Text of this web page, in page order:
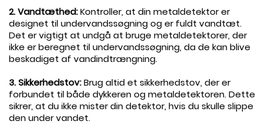
2. Vandtæthed:Kontroller, at din metaldetektor er
designet til undervandssøgning og er fuldt vandtæt.
Det er vigtigt at undgå at bruge metaldetektorer, der
ikke er beregnet til undervandssøgning, da de kan blive
beskadiget af vandindtrængning.
3. Sikkerhedstov:Brug altid et sikkerhedstov, der er
forbundet til både dykkeren og metaldetektoren. Dette
sikrer, at du ikke mister din detektor, hvis du skulle slippe
den under vandet.